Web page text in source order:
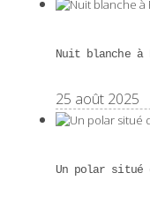
Nuit blanche à
25 août 2025
Un polar situé